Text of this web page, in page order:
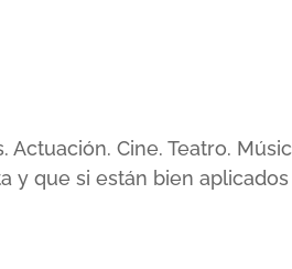
Actuación. Cine. Teatro.
y que si están bien